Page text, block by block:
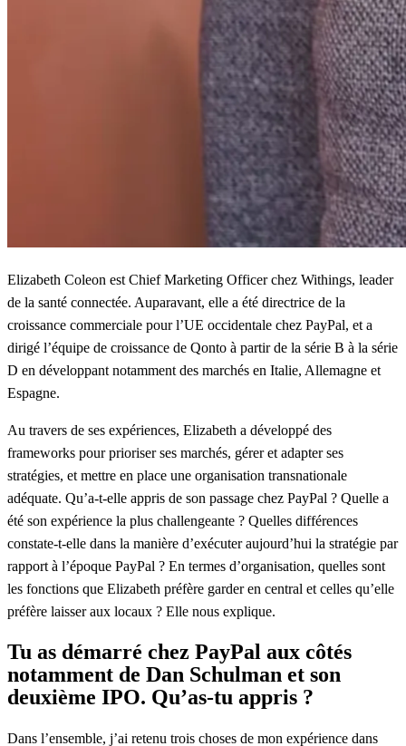
Elizabeth Coleon est Chief Marketing Officer chez Withings, leader
de la santé connectée. Auparavant, elle a été directrice de la
croissance commerciale pour l’UE occidentale chez PayPal, et a
dirigé l’équipe de croissance de Qonto à partir de la série B à la série
D en développant notamment des marchés en Italie, Allemagne et
Espagne.
Au travers de ses expériences, Elizabeth a développé des
frameworks pour prioriser ses marchés, gérer et adapter ses
stratégies, et mettre en place une organisation transnationale
adéquate. Qu’a-t-elle appris de son passage chez PayPal ? Quelle a
été son expérience la plus challengeante ? Quelles différences
constate-t-elle dans la manière d’exécuter aujourd’hui la stratégie par
rapport à l’époque PayPal ? En termes d’organisation, quelles sont
les fonctions que Elizabeth préfère garder en central et celles qu’elle
préfère laisser aux locaux ? Elle nous explique.
Tu as démarré chez PayPal aux côtés
notamment de Dan Schulman et son
deuxième IPO. Qu’as-tu appris ?
Dans l’ensemble, j’ai retenu trois choses de mon expérience dans